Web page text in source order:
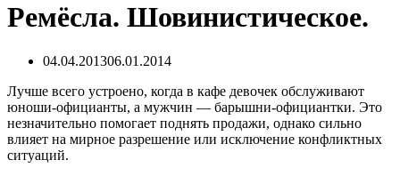
Ремёсла. Шовинистическое.
04.04.201306.01.2014
Лучше всего устроено, когда в кафе девочек обслуживают
юноши-официанты, а мужчин — барышни-официантки. Это
незначительно помогает поднять продажи, однако сильно
влияет на мирное разрешение или исключение конфликтных
ситуаций.